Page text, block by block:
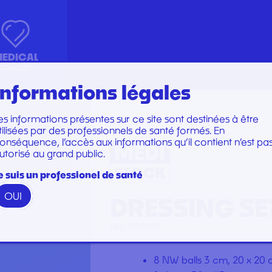
INSTRUMENTS
AND TIP
Marques
SECTOR
PERFUSION SET
CARE SET
SUTURE SET
CARE AND DRESSINGS
STERILIZATION
Marques
DRESSING
8 NW balls 3 cm, 20 x 20
légales
informations présentes sur ce site sont destinées à être
par des professionnels de santé formés. En
l’accès aux informations qu’il contient n’est
au grand public.
suis un professionel de santé
OUI